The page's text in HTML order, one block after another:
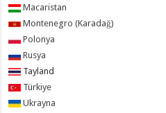
Macaristan
Montenegro (Karadağ)
Polonya
Rusya
Tayland
Türkiye
Ukrayna